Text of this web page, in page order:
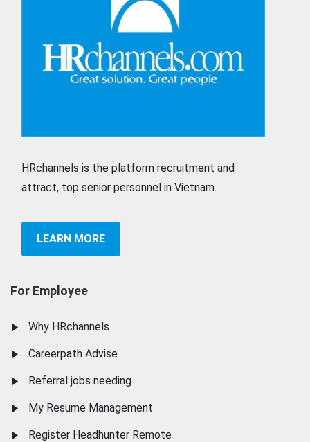
HRchannels is the platform recruitment and
attract, top senior personnel in Vietnam.
LEARN MORE
For Employee
Why HRchannels
Careerpath Advise
Referral jobs needing
My Resume Management
Register Headhunter Remote